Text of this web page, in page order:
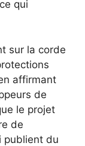
qui
sur la corde
affirmant
de
le projet
de
publient du